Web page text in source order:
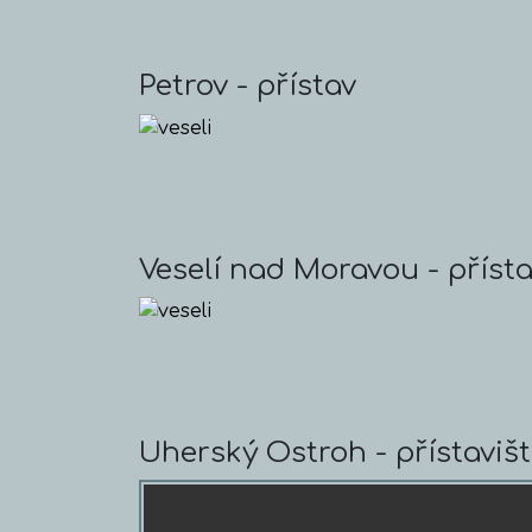
Petrov - přístav
Veselí nad Moravou -
Uherský Ostroh -